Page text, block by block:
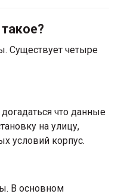
Существует четыре
что данные
на улицу,
условий корпус.
В основном